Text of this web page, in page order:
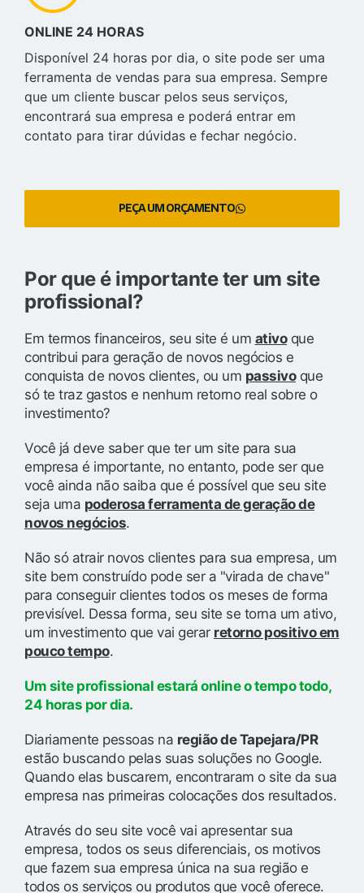
ONLINE 24 HORAS
Disponível 24 horas por dia, o site pode ser uma
ferramenta de vendas para sua empresa. Sempre
que um cliente buscar pelos seus serviços,
encontrará sua empresa e poderá entrar em
contato para tirar dúvidas e fechar negócio.
PEÇA UM ORÇAMENTO
Por que é importante ter um site
profissional?
Em termos financeiros, seu site é um ativoque
contribui para geração de novos negócios e
conquista de novos clientes, ou um passivoque
só te traz gastos e nenhum retorno real sobre o
investimento?
Você já deve saber que ter um site para sua
empresa é importante, no entanto, pode ser que
você ainda não saiba que é possível que seu site
seja uma poderosa ferramenta de geração de
novos negócios.
Não só atrair novos clientes para sua empresa, um
site bem construído pode ser a "virada de chave"
para conseguir clientes todos os meses de forma
previsível. Dessa forma, seu site se torna um ativo,
um investimento que vai gerar retorno positivo em
pouco tempo.
Um site profissional estará online o tempo todo,
24 horas por dia.
Diariamente pessoas na região de Tapejara/PR
estão buscando pelas suas soluções no Google.
Quando elas buscarem, encontraram o site da sua
empresa nas primeiras colocações dos resultados.
Através do seu site você vai apresentar sua
empresa, todos os seus diferenciais, os motivos
que fazem sua empresa única na sua região e
todos os serviços ou produtos que você oferece.